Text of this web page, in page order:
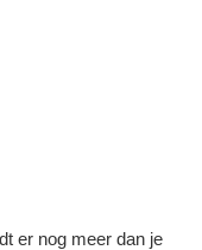
er nog meer dan je